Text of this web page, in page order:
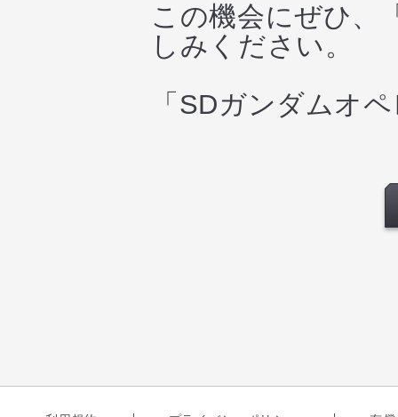
この機会にぜひ、
しみください。
「SDガンダムオ